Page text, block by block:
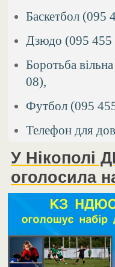
Баскетбол (095
Дзюдо (095 455
Боротьба
08),
Футбол (095
Телефон для
У Нікополі
оголосила